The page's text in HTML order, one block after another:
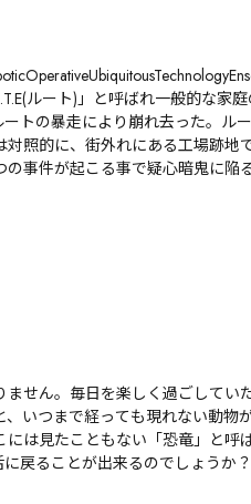
ルート)」と呼ばれ一般的な家
トの暴走により崩れ去った。ル
照的に、街外れにある工場跡地
事件が起こる事で疑心暗鬼に陥
せん。毎日を楽しく過ごしてい
いつまで経っても現れない動物
は見たこともない「恐竜」と呼
戻ることが出来るのでしょうか？